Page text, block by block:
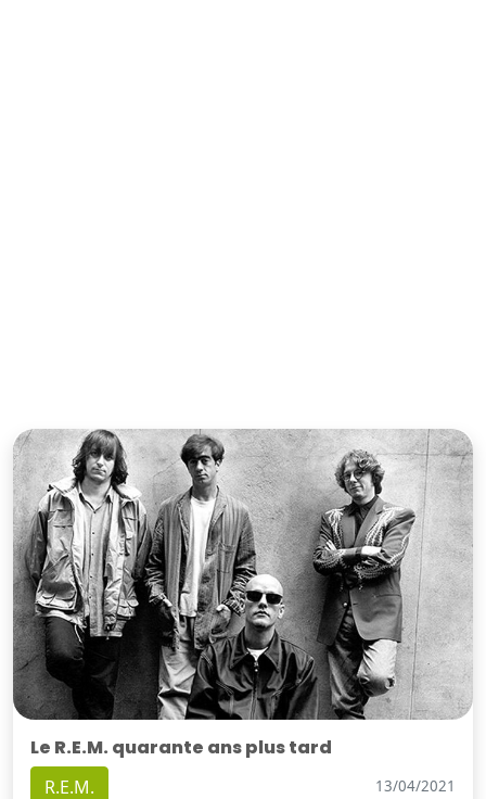
Le R.E.M. quarante ans plus tard
R.E.M. 13/04/2021